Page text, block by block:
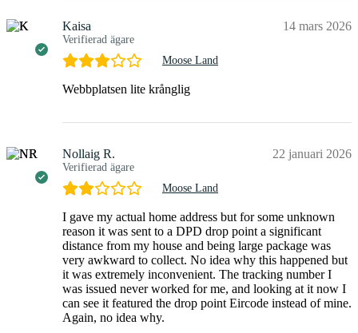
Kaisa
Verifierad ägare
14 mars 2026
Moose Land
Webbplatsen lite krånglig
Nollaig R.
Verifierad ägare
22 januari 2026
Moose Land
I gave my actual home address but for some unknown
reason it was sent to a DPD drop point a significant
distance from my house and being large package was
very awkward to collect. No idea why this happened but
it was extremely inconvenient. The tracking number I
was issued never worked for me, and looking at it now I
can see it featured the drop point Eircode instead of mine.
Again, no idea why.